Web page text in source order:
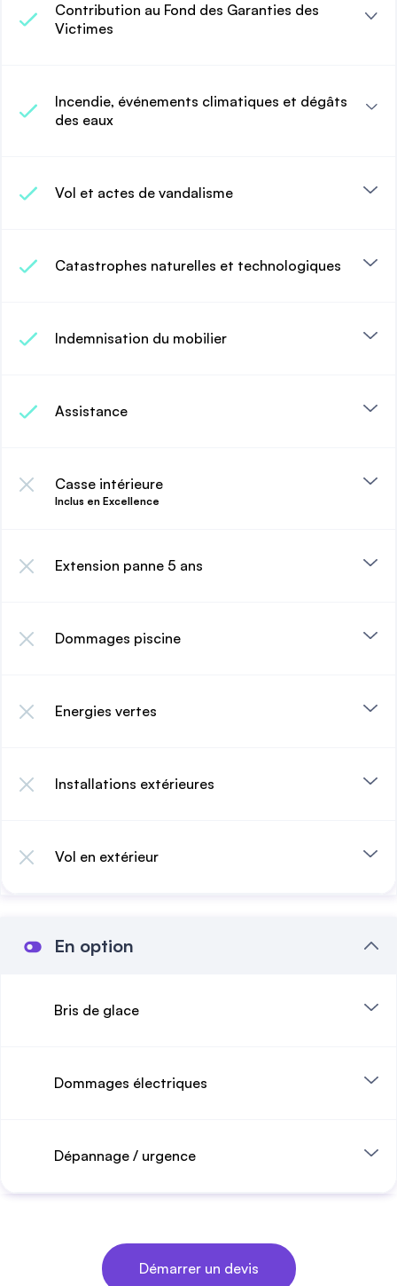
Contribution au Fond des Garanties des
Victimes
Incendie, événements climatiques et dégâts
des eaux
Vol et actes de vandalisme
Catastrophes naturelles et technologiques
Indemnisation du mobilier
Assistance
Casse intérieure
Inclus en Excellence
Extension panne 5 ans
Dommages piscine
Energies vertes
Installations extérieures
Vol en extérieur
En option
Bris de glace
Dommages électriques
Dépannage / urgence
Démarrer un devis